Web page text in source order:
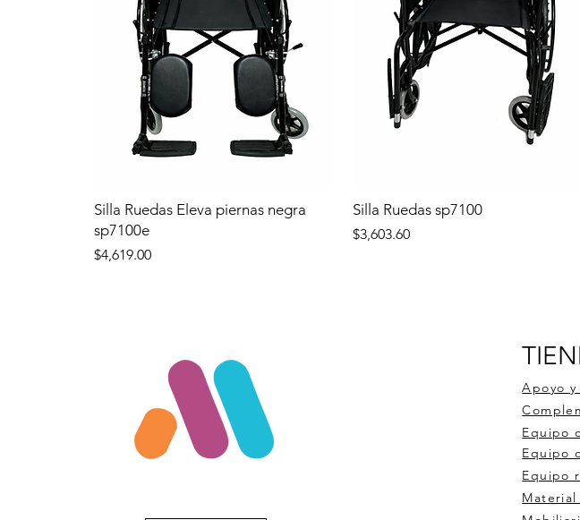
Silla Ruedas Eleva piernas negra
sp7100e
Precio
$4,619.00
Silla Ruedas sp7100
Precio
$3,603.60
Apoyo y
Equipo
Equipo
Equipo